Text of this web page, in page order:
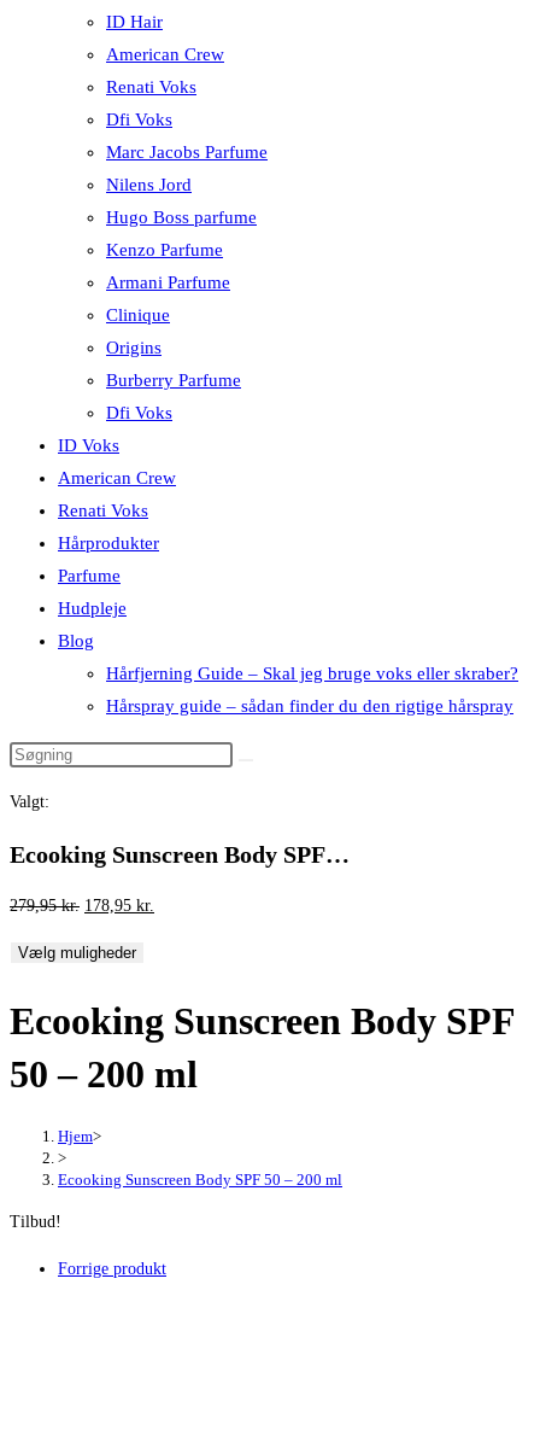
ID Hair
American Crew
Renati Voks
Dfi Voks
Marc Jacobs Parfume
Nilens Jord
Hugo Boss parfume
Kenzo Parfume
Armani Parfume
Clinique
Origins
Burberry Parfume
Dfi Voks
ID Voks
American Crew
Renati Voks
Hårprodukter
Parfume
Hudpleje
Blog
Hårfjerning Guide – Skal jeg bruge voks eller skraber?
Hårspray guide – sådan finder du den rigtige hårspray
Valgt:
Ecooking Sunscreen Body SPF…
279,95kr. Den
pris
279,95 kr..
178,95 kr.
178,95 kr..
Vælg muligheder
Ecooking Sunscreen Body SPF
50 – 200 ml
Hjem>
>
Ecooking Sunscreen Body SPF 50 – 200 ml
Tilbud!
Forrige produkt